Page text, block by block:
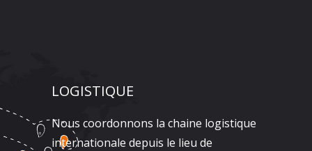
LOGISTIQUE
Nous coordonnons la chaine logistique
internationale depuis le lieu de